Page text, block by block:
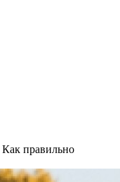
Как правильно